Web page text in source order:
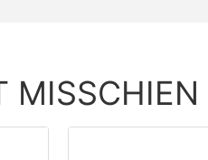
MISSCHIEN